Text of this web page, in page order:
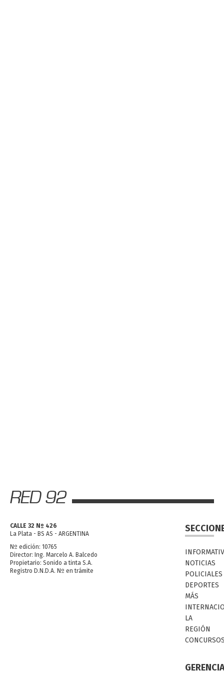
CALLE 32 Nº 426
La Plata - BS AS - ARGENTINA
Nº edición: 10765
Director: Ing. Marcelo A. Balcedo
Propietario: Sonido a tinta S.A.
Registro D.N.D.A. Nº en trámite
NOTICIAS
POLICIALES
DEPORTES
MÁS
LA
REGIÓN